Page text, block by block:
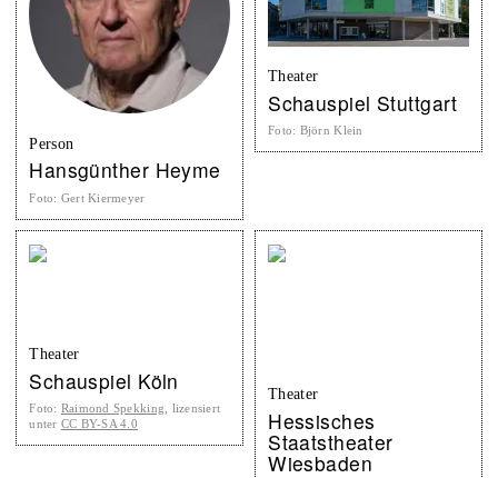
Person
Hansgünther Heyme
Foto: Gert Kiermeyer
Theater
Schauspiel Stuttgart
Foto: Björn Klein
Theater
Schauspiel Köln
Foto: Raimond Spekking , lizensiert
unter CC BY-SA 4.0
Theater
Hessisches
Staatstheater
Wiesbaden